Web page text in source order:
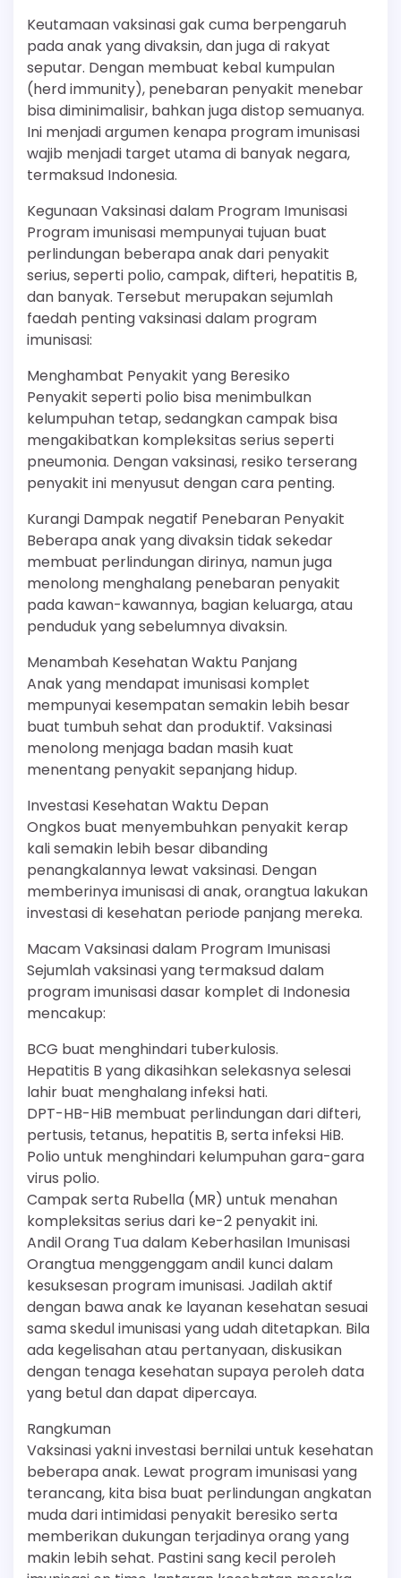
Keutamaan vaksinasi gak cuma berpengaruh
pada anak yang divaksin, dan juga di rakyat
seputar. Dengan membuat kebal kumpulan
(herd immunity), penebaran penyakit menebar
bisa diminimalisir, bahkan juga distop semuanya.
Ini menjadi argumen kenapa program imunisasi
wajib menjadi target utama di banyak negara,
termaksud Indonesia.
Kegunaan Vaksinasi dalam Program Imunisasi
Program imunisasi mempunyai tujuan buat
perlindungan beberapa anak dari penyakit
serius, seperti polio, campak, difteri, hepatitis B,
dan banyak. Tersebut merupakan sejumlah
faedah penting vaksinasi dalam program
imunisasi:
Menghambat Penyakit yang Beresiko
Penyakit seperti polio bisa menimbulkan
kelumpuhan tetap, sedangkan campak bisa
mengakibatkan kompleksitas serius seperti
pneumonia. Dengan vaksinasi, resiko terserang
penyakit ini menyusut dengan cara penting.
Kurangi Dampak negatif Penebaran Penyakit
Beberapa anak yang divaksin tidak sekedar
membuat perlindungan dirinya, namun juga
menolong menghalang penebaran penyakit
pada kawan-kawannya, bagian keluarga, atau
penduduk yang sebelumnya divaksin.
Menambah Kesehatan Waktu Panjang
Anak yang mendapat imunisasi komplet
mempunyai kesempatan semakin lebih besar
buat tumbuh sehat dan produktif. Vaksinasi
menolong menjaga badan masih kuat
menentang penyakit sepanjang hidup.
Investasi Kesehatan Waktu Depan
Ongkos buat menyembuhkan penyakit kerap
kali semakin lebih besar dibanding
penangkalannya lewat vaksinasi. Dengan
memberinya imunisasi di anak, orangtua lakukan
investasi di kesehatan periode panjang mereka.
Macam Vaksinasi dalam Program Imunisasi
Sejumlah vaksinasi yang termaksud dalam
program imunisasi dasar komplet di Indonesia
mencakup:
BCG buat menghindari tuberkulosis.
Hepatitis B yang dikasihkan selekasnya selesai
lahir buat menghalang infeksi hati.
DPT-HB-HiB membuat perlindungan dari difteri,
pertusis, tetanus, hepatitis B, serta infeksi HiB.
Polio untuk menghindari kelumpuhan gara-gara
virus polio.
Campak serta Rubella (MR) untuk menahan
kompleksitas serius dari ke-2 penyakit ini.
Andil Orang Tua dalam Keberhasilan Imunisasi
Orangtua menggenggam andil kunci dalam
kesuksesan program imunisasi. Jadilah aktif
dengan bawa anak ke layanan kesehatan sesuai
sama skedul imunisasi yang udah ditetapkan. Bila
ada kegelisahan atau pertanyaan, diskusikan
dengan tenaga kesehatan supaya peroleh data
yang betul dan dapat dipercaya.
Rangkuman
Vaksinasi yakni investasi bernilai untuk kesehatan
beberapa anak. Lewat program imunisasi yang
terancang, kita bisa buat perlindungan angkatan
muda dari intimidasi penyakit beresiko serta
memberikan dukungan terjadinya orang yang
makin lebih sehat. Pastini sang kecil peroleh